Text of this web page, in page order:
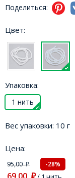
Поделиться:
Цвет:
Упаковка:
1 нить
Вес упаковки: 10 г
Цена:
95,00₽ -28%